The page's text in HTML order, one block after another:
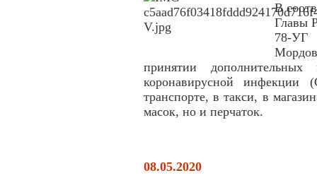
В
Главы
78-УГ
принятии
коронавирусной
транспорте, в такси, в
масок, но и перчаток.
08.05.2020